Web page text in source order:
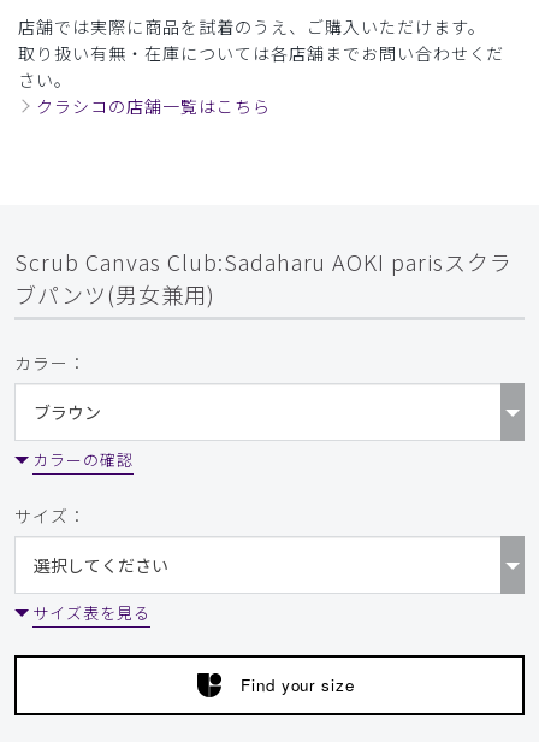
店舗では実際に商品を試着のうえ、ご購入いただけます。
取り扱い有無・在庫については各店舗までお問い合わせくだ
さい。
クラシコの店舗一覧はこちら
Scrub Canvas Club:Sadaharu AOKI parisスクラ
ブパンツ(男女兼用)
カラー：
カラーの確認
サイズ：
サイズ表を見る
Find your size